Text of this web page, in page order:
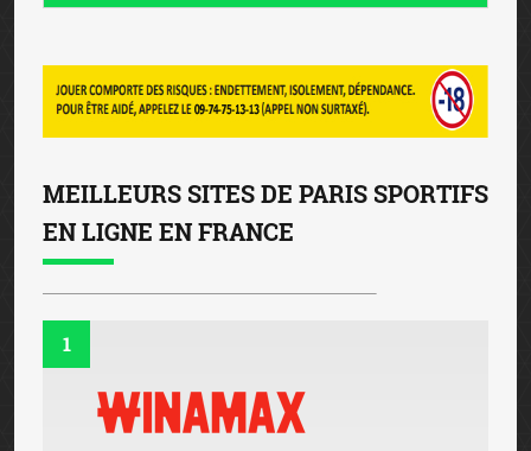
MEILLEURS SITES DE PARIS SPORTIFS
EN LIGNE EN FRANCE
1